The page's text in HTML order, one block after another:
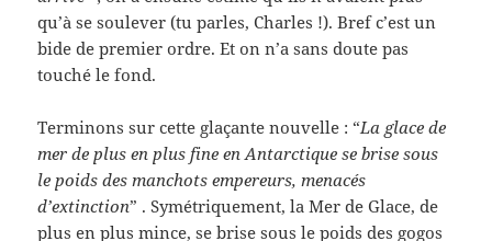
qu’à se soulever (tu parles, Charles !). Bref c’est un
bide de premier ordre. Et on n’a sans doute pas
touché le fond.
Terminons sur cette glaçante nouvelle : “La glace de
mer de plus en plus fine en Antarctique se brise sous
le poids des manchots empereurs, menacés
d’extinction” . Symétriquement, la Mer de Glace, de
plus en plus mince, se brise sous le poids des gogos